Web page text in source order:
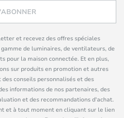
et recevez des offres spéciales
de luminaires, de ventilateurs, de
pour la maison connectée. Et en plus,
sur produits en promotion et autres
conseils personnalisés et des
informations de nos partenaires, des
et des recommandations d'achat.
et à tout moment en cliquant sur le lien